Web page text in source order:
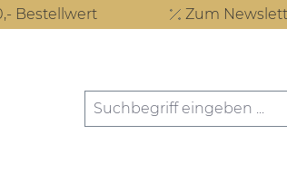
Bestellwert Zum